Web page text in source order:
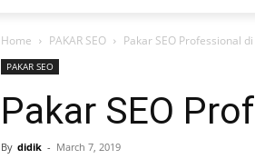
Home PAKAR SEO Pakar SEO Professional
PAKAR SEO
Pakar SEO
By didik - March 7, 2019